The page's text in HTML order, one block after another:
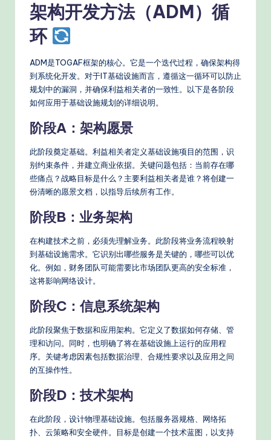
架构开发方法（ADM）循
环
ADM是TOGAF框架的核心。它是一个迭代过程，确保架构得
到系统化开发。对于IT基础设施而言，遵循这一循环可以防止
规划中的漏洞，并确保利益相关者的一致性。以下是各阶段
如何应用于基础设施规划的详细说明。
阶段A：架构愿景
此阶段奠定基础。利益相关者定义基础设施项目的范围，识
别约束条件，并建立商业依据。关键问题包括：当前存在哪
些痛点？战略目标是什么？主要利益相关者是谁？将创建一
份清晰的愿景文档，以指导后续所有工作。
阶段B：业务架构
在构建技术之前，必须先理解业务。此阶段将业务流程映射
到基础设施需求。它识别出哪些服务是关键的，哪些可以优
化。例如，财务团队可能需要比市场团队更高的安全标准，
这将影响网络设计。
阶段C：信息系统架构
此阶段聚焦于数据和应用架构。它定义了数据如何存储、管
理和访问。同时，也明确了将在基础设施上运行的应用程
序。关键考虑因素包括数据治理、合规性要求以及应用之间
的互操作性。
阶段D：技术架构
在此阶段，设计物理基础设施。包括服务器规格、网络拓
扑、云策略和安全硬件。目标是创建一个技术蓝图，以支持